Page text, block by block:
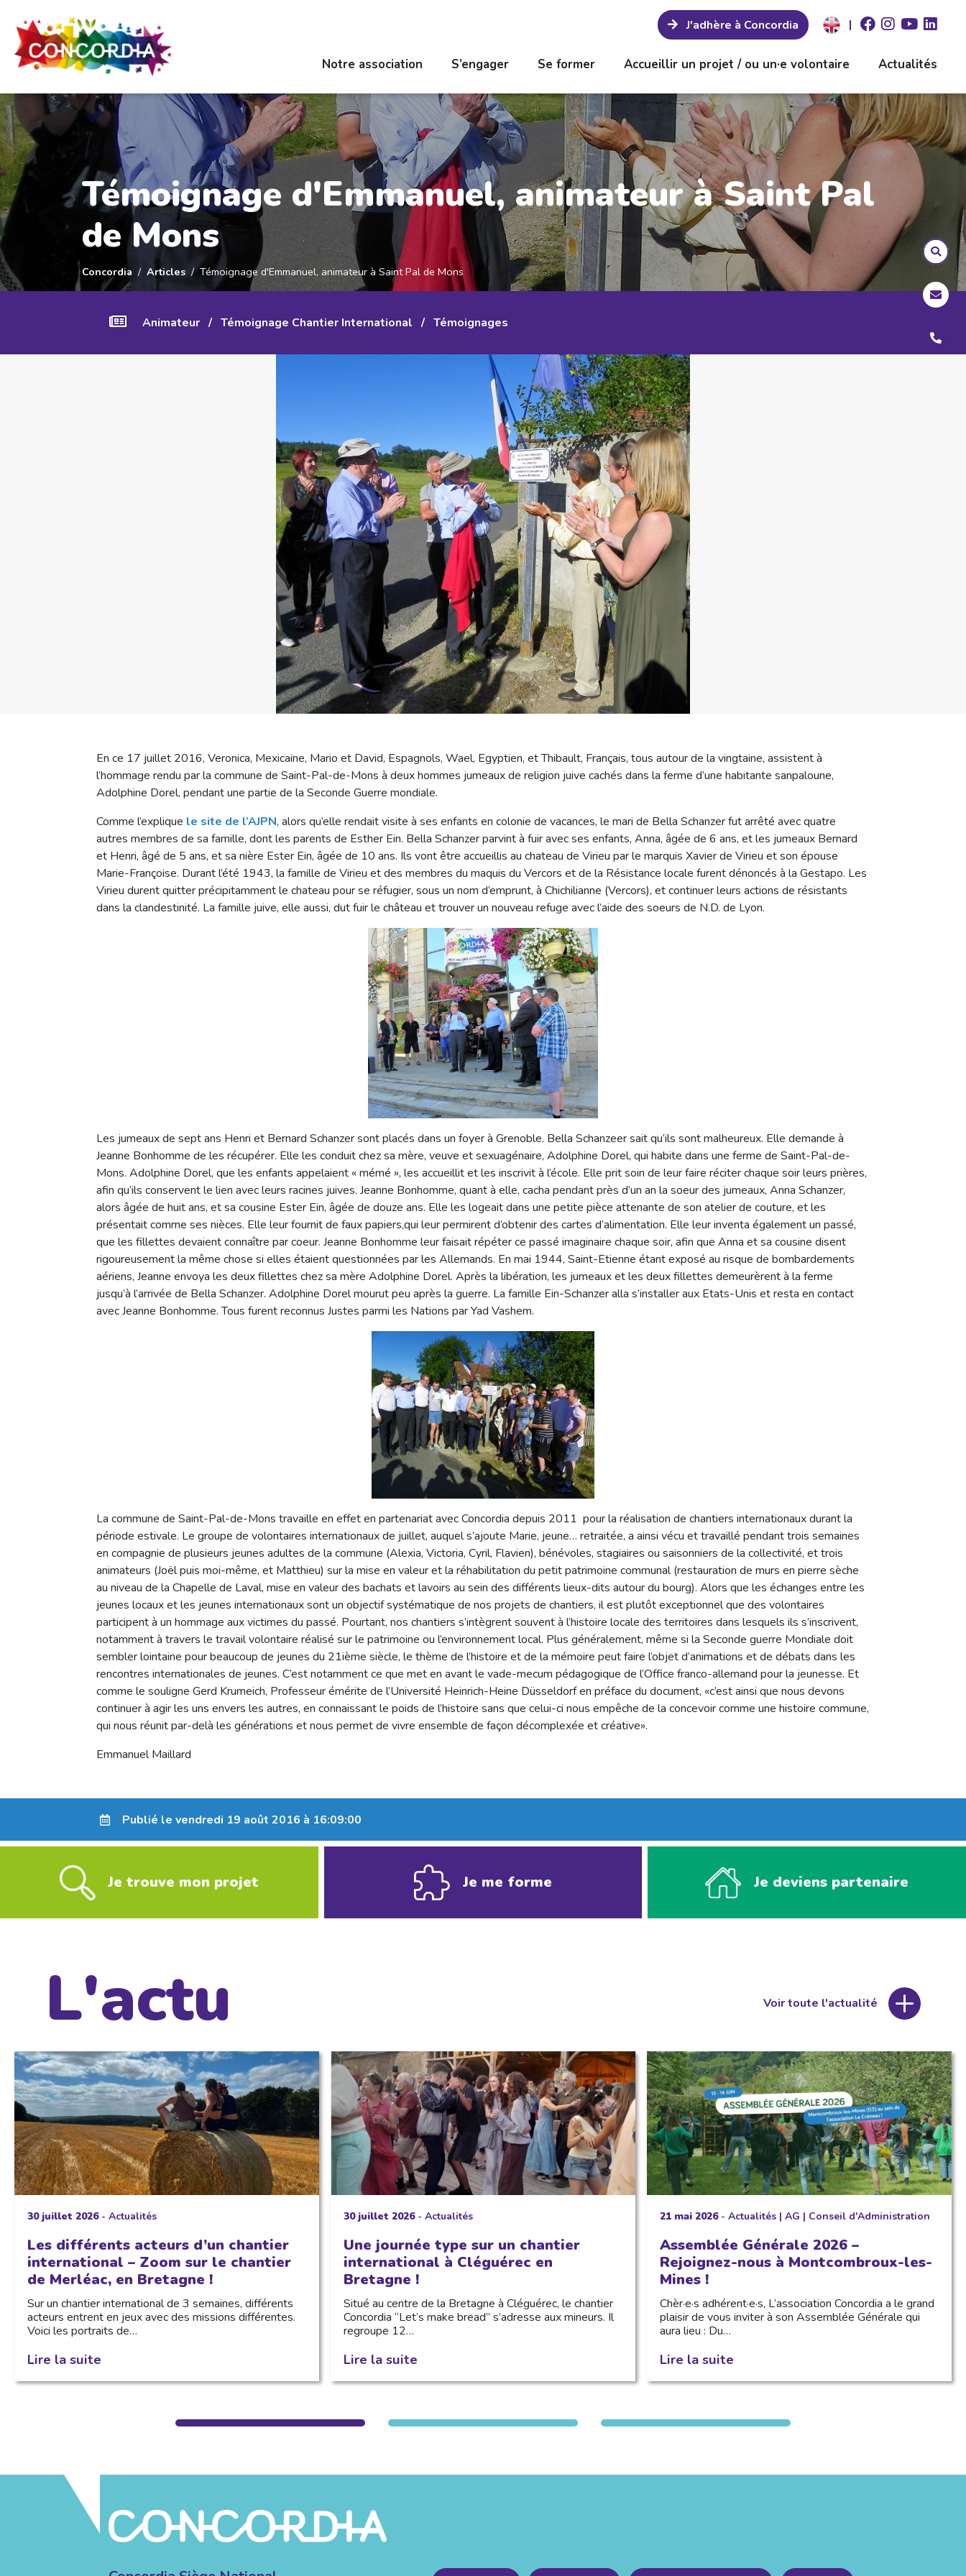
J'adhère à Concordia |
Notre association S’engager Se former Accueillir un projet / ou un·e volontaire Actualités
Témoignage d'Emmanuel, animateur à Saint Pal
de Mons
Concordia Articles Témoignage d'Emmanuel, animateur à Saint Pal de Mons
Animateur/ Témoignage Chantier International / Témoignages
En ce 17 juillet 2016, Veronica, Mexicaine, Mario et David, Espagnols, Wael, Egyptien, et Thibault, Français, tous autour de la vingtaine, assistent à
l’hommage rendu par la commune de Saint-Pal-de-Mons à deux hommes jumeaux de religion juive cachés dans la ferme d’une habitante sanpaloune,
Adolphine Dorel, pendant une partie de la Seconde Guerre mondiale.
Comme l’explique le site de l’AJPN, alors qu’elle rendait visite à ses enfants en colonie de vacances, le mari de Bella Schanzer fut arrêté avec quatre
autres membres de sa famille, dont les parents de Esther Ein. Bella Schanzer parvint à fuir avec ses enfants, Anna, âgée de 6 ans, et les jumeaux Bernard
et Henri, âgé de 5 ans, et sa nière Ester Ein, âgée de 10 ans. Ils vont être accueillis au chateau de Virieu par le marquis Xavier de Virieu et son épouse
Marie-Françoise. Durant l’été 1943, la famille de Virieu et des membres du maquis du Vercors et de la Résistance locale furent dénoncés à la Gestapo. Les
Virieu durent quitter précipitamment le chateau pour se réfugier, sous un nom d’emprunt, à Chichilianne (Vercors), et continuer leurs actions de résistants
dans la clandestinité. La famille juive, elle aussi, dut fuir le château et trouver un nouveau refuge avec l’aide des soeurs de N.D. de Lyon.
Les jumeaux de sept ans Henri et Bernard Schanzer sont placés dans un foyer à Grenoble. Bella Schanzeer sait qu’ils sont malheureux. Elle demande à
Jeanne Bonhomme de les récupérer. Elle les conduit chez sa mère, veuve et sexuagénaire, Adolphine Dorel, qui habite dans une ferme de Saint-Pal-de-
Mons. Adolphine Dorel, que les enfants appelaient « mémé », les accueillit et les inscrivit à l’école. Elle prit soin de leur faire réciter chaque soir leurs prières,
afin qu’ils conservent le lien avec leurs racines juives. Jeanne Bonhomme, quant à elle, cacha pendant près d’un an la soeur des jumeaux, Anna Schanzer,
alors âgée de huit ans, et sa cousine Ester Ein, âgée de douze ans. Elle les logeait dans une petite pièce attenante de son atelier de couture, et les
présentait comme ses nièces. Elle leur fournit de faux papiers,qui leur permirent d’obtenir des cartes d’alimentation. Elle leur inventa également un passé,
que les fillettes devaient connaître par coeur. Jeanne Bonhomme leur faisait répéter ce passé imaginaire chaque soir, afin que Anna et sa cousine disent
rigoureusement la même chose si elles étaient questionnées par les Allemands. En mai 1944, Saint-Etienne étant exposé au risque de bombardements
aériens, Jeanne envoya les deux fillettes chez sa mère Adolphine Dorel. Après la libération, les jumeaux et les deux fillettes demeurèrent à la ferme
jusqu’à l’arrivée de Bella Schanzer. Adolphine Dorel mourut peu après la guerre. La famille Ein-Schanzer alla s’installer aux Etats-Unis et resta en contact
avec Jeanne Bonhomme. Tous furent reconnus Justes parmi les Nations par Yad Vashem.
La commune de Saint-Pal-de-Mons travaille en effet en partenariat avec Concordia depuis 2011 pour la réalisation de chantiers internationaux durant la
période estivale. Le groupe de volontaires internationaux de juillet, auquel s’ajoute Marie, jeune… retraitée, a ainsi vécu et travaillé pendant trois semaines
en compagnie de plusieurs jeunes adultes de la commune (Alexia, Victoria, Cyril, Flavien), bénévoles, stagiaires ou saisonniers de la collectivité, et trois
animateurs (Joël puis moi-même, et Matthieu) sur la mise en valeur et la réhabilitation du petit patrimoine communal (restauration de murs en pierre sèche
au niveau de la Chapelle de Laval, mise en valeur des bachats et lavoirs au sein des différents lieux-dits autour du bourg). Alors que les échanges entre les
jeunes locaux et les jeunes internationaux sont un objectif systématique de nos projets de chantiers, il est plutôt exceptionnel que des volontaires
participent à un hommage aux victimes du passé. Pourtant, nos chantiers s’intègrent souvent à l’histoire locale des territoires dans lesquels ils s’inscrivent,
notamment à travers le travail volontaire réalisé sur le patrimoine ou l’environnement local. Plus généralement, même si la Seconde guerre Mondiale doit
sembler lointaine pour beaucoup de jeunes du 21ième siècle, le thème de l’histoire et de la mémoire peut faire l’objet d’animations et de débats dans les
rencontres internationales de jeunes. C’est notamment ce que met en avant le vade-mecum pédagogique de l’Office franco-allemand pour la jeunesse. Et
comme le souligne Gerd Krumeich, Professeur émérite de l’Université Heinrich-Heine Düsseldorf en préface du document, «c’est ainsi que nous devons
continuer à agir les uns envers les autres, en connaissant le poids de l’histoire sans que celui-ci nous empêche de la concevoir comme une histoire commune,
qui nous réunit par-delà les générations et nous permet de vivre ensemble de façon décomplexée et créative».
Emmanuel Maillard
Publié le vendredi 19 août 2016 à 16:09:00
Je trouve mon projet Je me forme Je deviens partenaire
L'actu Voir toute l'actualité
30 juillet 2026- Actualités
Les différents acteurs d’un chantier
international – Zoom sur le chantier
de Merléac, en Bretagne !
Sur un chantier international de 3 semaines, différents
acteurs entrent en jeux avec des missions différentes.
Voici les portraits de…
Lire la suite
30 juillet 2026- Actualités
Une journée type sur un chantier
international à Cléguérec en
Bretagne !
Situé au centre de la Bretagne à Cléguérec, le chantier
Concordia “Let’s make bread” s’adresse aux mineurs. Il
regroupe 12…
Lire la suite
21 mai 2026- Actualités| AG | Conseil d'Administration
Assemblée Générale 2026 –
Rejoignez-nous à Montcombroux-les-
Mines !
Chèr·e·s adhérent·e·s, L’association Concordia a le grand
plaisir de vous inviter à son Assemblée Générale qui
aura lieu : Du…
Lire la suite